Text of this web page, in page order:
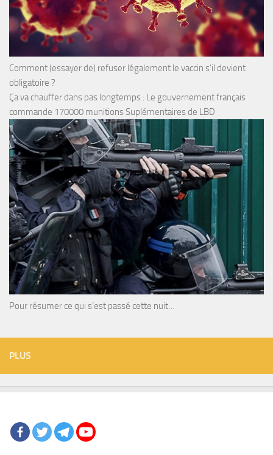
Comment (essayer de) refuser légalement le vaccin s’il devient
obligatoire ?
Ça va chauffer dans pas longtemps : Le gouvernement français
commande 170000 munitions Suplémentaires de LBD
Pour résumer ce qui s’est passé cette nuit…
PLUS